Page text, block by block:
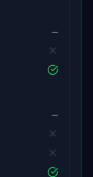
—
—